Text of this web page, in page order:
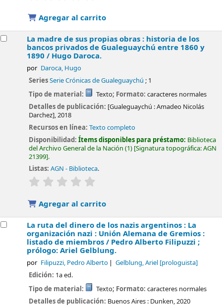
Agregar al carrito
La madre de sus propias obras : historia de los
bancos privados de Gualeguaychú entre 1860 y
1890 / Hugo Daroca.
por Daroca, Hugo
SeriesSerie Crónicas de Gualeguaychú ; 1
Tipo de material:
Texto; Formato: caracteres normales
Detalles de publicación: [Gualeguaychú :Amadeo Nicolás
Darchez],2018
Recursos en línea:Texto completo
Disponibilidad:Ítems disponibles para préstamo: Biblioteca
del Archivo General de la Nación (1) Signatura topográfica:AGN
21399 .
Listas: AGN - Biblioteca.
valoración
Agregar al carrito
La ruta del dinero de los nazis argentinos : La
organización nazi : Unión Alemana de Gremios :
listado de miembros / Pedro Alberto Filipuzzi ;
prólogo: Ariel Gelblung.
por Filipuzzi, Pedro Alberto Gelblung, Ariel[prologuista]
Edición: 1a ed.
Tipo de material:
Texto; Formato: caracteres normales
Detalles de publicación: Buenos Aires : Dunken,2020